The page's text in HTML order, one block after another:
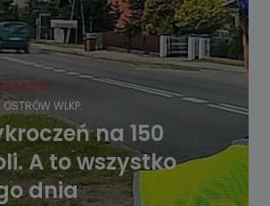
OSTRÓW WLKP.
na 150
A to wszystko
dnia